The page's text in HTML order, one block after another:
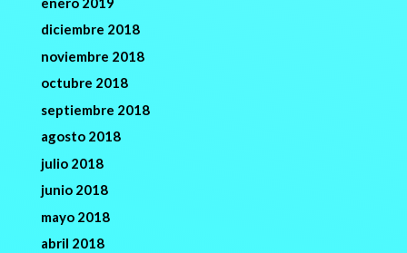
diciembre 2018
noviembre 2018
octubre 2018
septiembre 2018
agosto 2018
julio 2018
junio 2018
mayo 2018
abril 2018